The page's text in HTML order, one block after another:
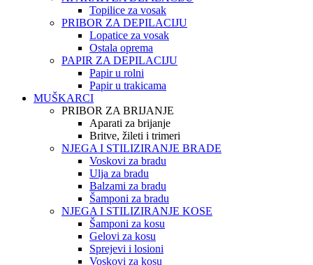
Topilice za vosak
PRIBOR ZA DEPILACIJU
Lopatice za vosak
Ostala oprema
PAPIR ZA DEPILACIJU
Papir u rolni
Papir u trakicama
MUŠKARCI
PRIBOR ZA BRIJANJE
Aparati za brijanje
Britve, žileti i trimeri
NJEGA I STILIZIRANJE BRADE
Voskovi za bradu
Ulja za bradu
Balzami za bradu
Šamponi za bradu
NJEGA I STILIZIRANJE KOSE
Šamponi za kosu
Gelovi za kosu
Sprejevi i losioni
Voskovi za kosu